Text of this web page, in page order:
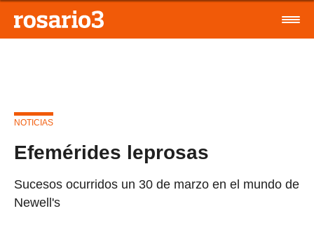
NOTICIAS
Efemérides leprosas
Sucesos ocurridos un 30 de marzo en el mundo de
Newell's